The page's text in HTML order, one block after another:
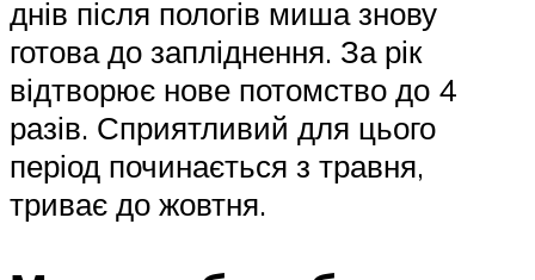
днів після пологів миша знову
готова до запліднення. За рік
відтворює нове потомство до 4
разів. Сприятливий для цього
період починається з травня,
триває до жовтня.